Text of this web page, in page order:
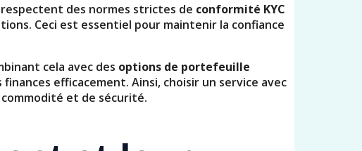
des normes strictes de conformité KYC
Ceci est essentiel pour maintenir la confiance
cela avec des options de portefeuille
efficacement. Ainsi, choisir un service avec
et de sécurité.